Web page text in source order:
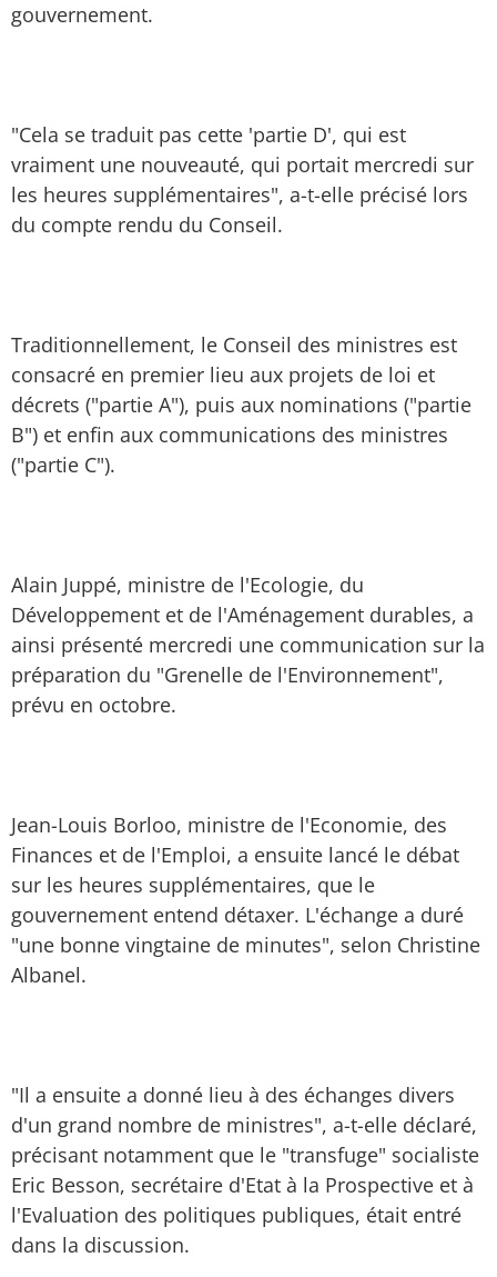
gouvernement.
"Cela se traduit pas cette 'partie D', qui est
vraiment une nouveauté, qui portait mercredi sur
les heures supplémentaires", a-t-elle précisé lors
du compte rendu du Conseil.
Traditionnellement, le Conseil des ministres est
consacré en premier lieu aux projets de loi et
décrets ("partie A"), puis aux nominations ("partie
B") et enfin aux communications des ministres
("partie C").
Alain Juppé, ministre de l'Ecologie, du
Développement et de l'Aménagement durables, a
ainsi présenté mercredi une communication sur la
préparation du "Grenelle de l'Environnement",
prévu en octobre.
Jean-Louis Borloo, ministre de l'Economie, des
Finances et de l'Emploi, a ensuite lancé le débat
sur les heures supplémentaires, que le
gouvernement entend détaxer. L'échange a duré
"une bonne vingtaine de minutes", selon Christine
Albanel.
"Il a ensuite a donné lieu à des échanges divers
d'un grand nombre de ministres", a-t-elle déclaré,
précisant notamment que le "transfuge" socialiste
Eric Besson, secrétaire d'Etat à la Prospective et à
l'Evaluation des politiques publiques, était entré
dans la discussion.